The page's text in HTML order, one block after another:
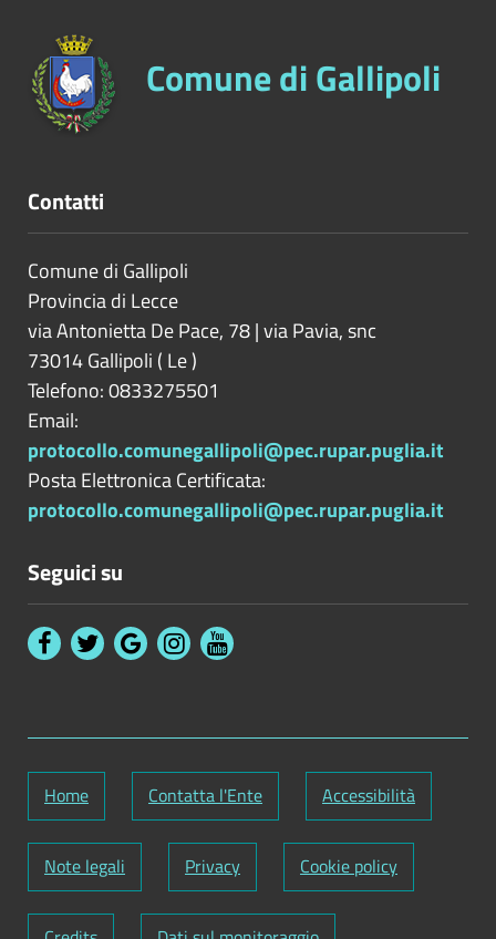
Comune di Gallipoli
Contatti
Comune di Gallipoli
Provincia di Lecce
via Antonietta De Pace, 78 | via Pavia, snc
73014Gallipoli ( Le)
Telefono: 0833275501
Email:
protocollo.comunegallipoli@pec.rupar.puglia.it
Posta Elettronica Certificata:
protocollo.comunegallipoli@pec.rupar.puglia.it
Seguici su
Home Contatta l'Ente Accessibilità
Note legali Privacy Cookie policy